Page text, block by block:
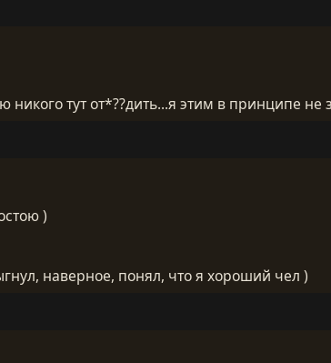
тут от*??дить...я этим в принципе не
)
наверное, понял, что я хороший чел )